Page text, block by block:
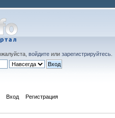
войдите или зарегистрируйтесь
Вход Регистрация